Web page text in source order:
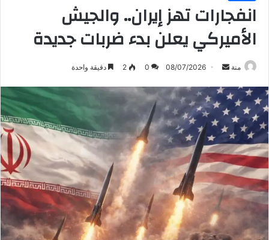
انفجارات تهز إيران.. والجيش
الأميركي يعلن بدء ضربات جديدة
منة
أرسل
إلكترونيا
08/07/2026
0
2 دقيقة واحدة